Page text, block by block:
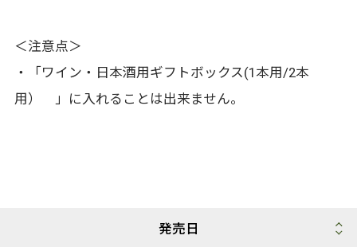
＜注意点＞
・「ワイン・日本酒用ギフトボックス(1本用/2本
用） 」に入れることは出来ません。